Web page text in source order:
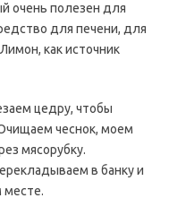
очень полезен для
для печени, для
как источник
цедру, чтобы
чеснок, моем
мясорубку.
в банку и
месте.